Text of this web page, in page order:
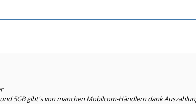
5GB gibt's von manchen Mobilcom-Händlern dank